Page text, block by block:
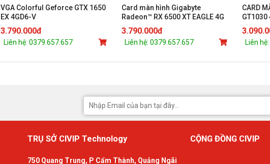
VGA Colorful Geforce GTX 1650
EX 4GD6-V
3.790.000đ
Liên hệ: 0379.657.657
Card màn hình Gigabyte
Radeon™ RX 6500 XT EAGLE 4G
(GV-R65XTEAGLE-4GD)
3.790.000đ
Liên hệ: 0379.657.657
CARD
GT1030
Liên
TRỤ SỞ CIVIP Technology
750 Quang Trung, P Cẩm Thành, Quảng Ngãi
CỘNG ĐỒNG CIVIP